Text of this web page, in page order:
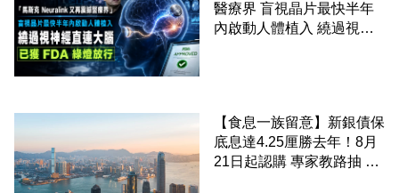
醫療界 盲視晶片最快半年
內啟動人體植入 繞過視神
【食息一族留意】新銀債保
底息達4.25厘勝去年！8月
21日起認購 專家教路抽 20